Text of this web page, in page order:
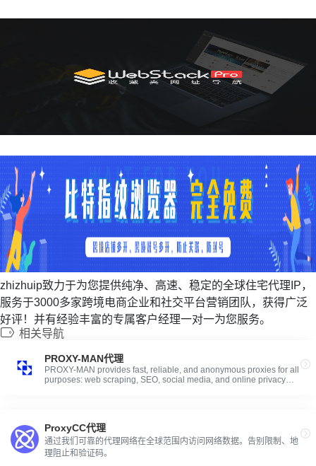
zhizhuip致力于为您提供纯净、高速、稳定的全球住宅代理IP，
服务于3000多家跨境电商企业和社交平台营销团队，获得广泛
好评！并有经验丰富的专属客户经理一对一为您服务。
相关导航
PROXY-MAN代理
PROXY-MAN provides fast, reliable, and anonymous proxies for all
purposes: web scraping, SEO, social media, and online privacy
ProxyCC代理
通过我们可靠的代理网络在全球范围内访问网络数据。告别限制、地
理阻止和验证码。